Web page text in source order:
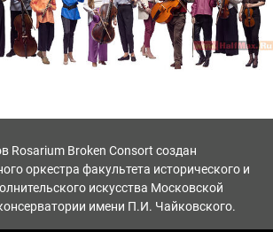
Rosarium Broken Consort создан
оркестра факультета исторического и
искусства Московской
имени П.И. Чайковского.